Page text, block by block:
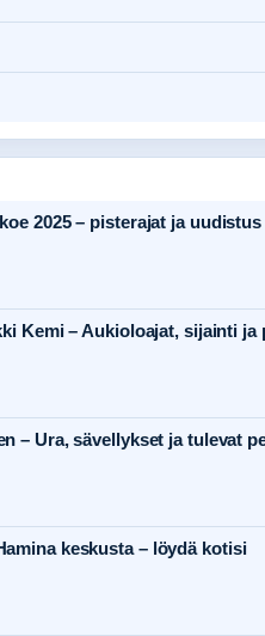
2025 – pisterajat ja uudistus
Kemi – Aukioloajat, sijainti ja
– Ura, sävellykset ja tulevat
keskusta – löydä kotisi